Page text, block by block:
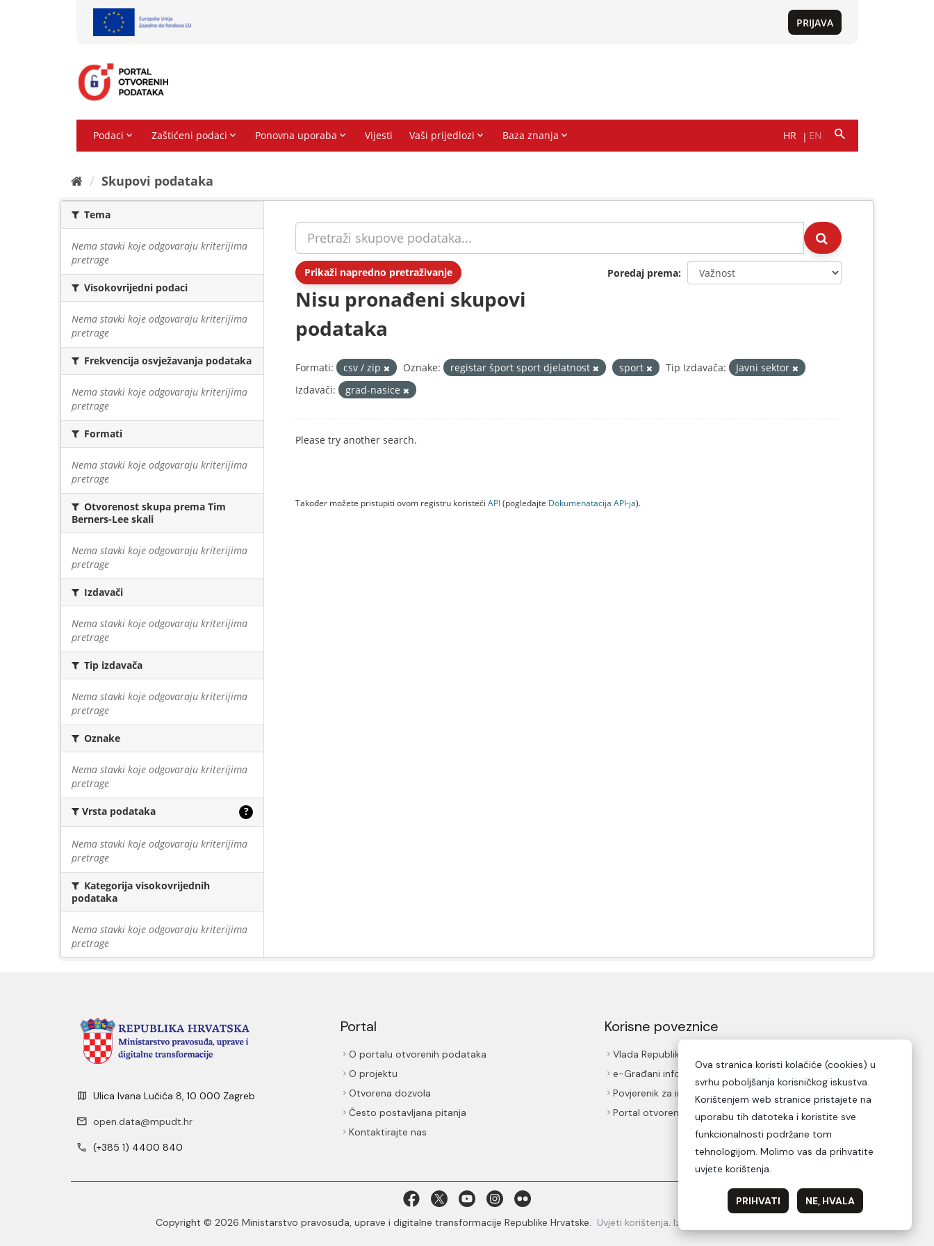
Skupovi podаtаkа
Tema
Nema stavki koje odgovaraju kriterijima
pretrage
Visokovrijedni podaci
Nema stavki koje odgovaraju kriterijima
pretrage
Frekvencija osvježavanja podataka
Nema stavki koje odgovaraju kriterijima
pretrage
Formati
Nema stavki koje odgovaraju kriterijima
pretrage
Otvorenost skupa prema Tim
Berners-Lee skali
Nema stavki koje odgovaraju kriterijima
pretrage
Izdavači
Nema stavki koje odgovaraju kriterijima
pretrage
Tip izdavača
Nema stavki koje odgovaraju kriterijima
pretrage
Oznake
Nema stavki koje odgovaraju kriterijima
pretrage
Vrsta podataka ?
Nema stavki koje odgovaraju kriterijima
pretrage
Kategorija visokovrijednih
podataka
Nema stavki koje odgovaraju kriterijima
pretrage
Prikaži napredno pretraživanje Poredaj prema
Nisu pronađeni skupovi
podataka
Formati: csv / zip Oznake: registar šport sport djelatnost sport Tip Izdavača:
Javni sektor
Izdavači:
grad-nasice
Please try another search.
Također možete pristupiti ovom registru koristeći API(pogledajte Dokumenаtаcijа API-jа).